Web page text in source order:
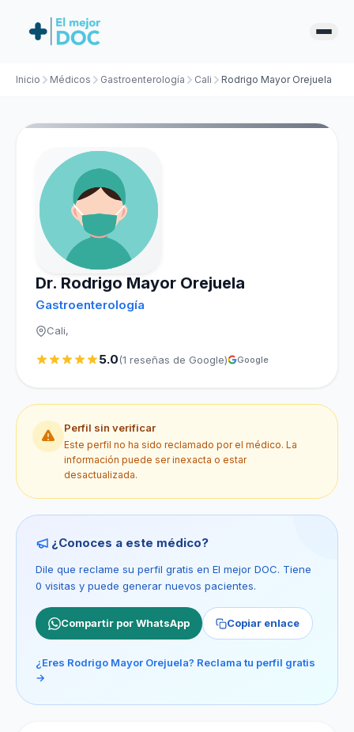
Inicio Médicos Gastroenterología Cali Rodrigo Mayor Orejuela
Dr. Rodrigo Mayor Orejuela
Gastroenterología
Cali,
5.0(1 reseñas de Google) Google
Perfil sin verificar
Este perfil no ha sido reclamado por el médico. La
información puede ser inexacta o estar
desactualizada.
¿Conoces a este médico?
Dile que reclame su perfil gratis en El mejor DOC. Tiene
0 visitas y puede generar nuevos pacientes.
Compartir por WhatsApp Copiar enlace
¿Eres Rodrigo Mayor Orejuela? Reclama tu perfil gratis
→